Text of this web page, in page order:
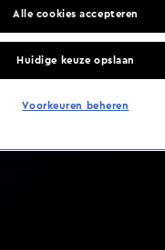
Alle cookies accepteren
Huidige keuze opslaan
Voorkeuren beheren